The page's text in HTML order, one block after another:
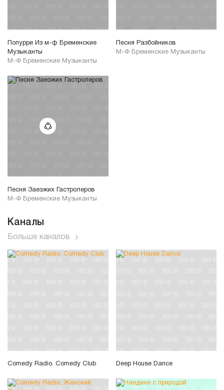
Попурри Из м-ф Бременские
Музыканты
М-Ф Бременские Музыканты
Песня Разбойников
М-Ф Бременские Музыканты
Песня Заезжих Гастролеров
М-Ф Бременские Музыканты
Каналы
Больше каналов
Comedy Radio. Comedy Club Deep House Dance